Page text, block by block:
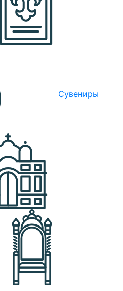
Сувениры